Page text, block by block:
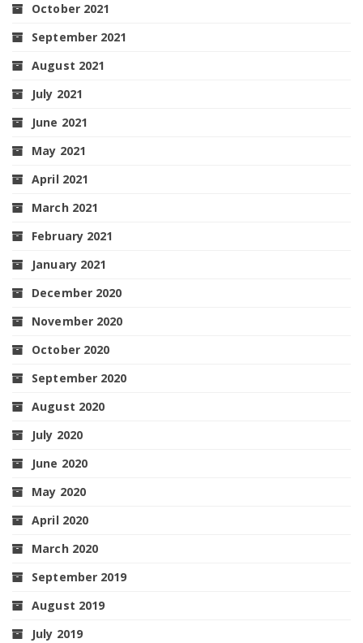
October 2021
September 2021
August 2021
July 2021
June 2021
May 2021
April 2021
March 2021
February 2021
January 2021
December 2020
November 2020
October 2020
September 2020
August 2020
July 2020
June 2020
May 2020
April 2020
March 2020
September 2019
August 2019
July 2019